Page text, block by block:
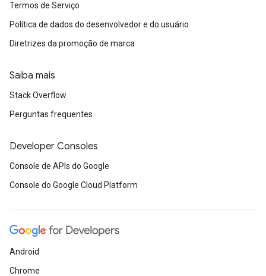
Termos de Serviço
Política de dados do desenvolvedor e do usuário
Diretrizes da promoção de marca
Saiba mais
Stack Overflow
Perguntas frequentes
Developer Consoles
Console de APIs do Google
Console do Google Cloud Platform
Android
Chrome